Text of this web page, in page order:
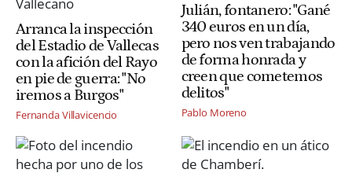
Arranca la inspección
del Estadio de Vallecas
con la afición del Rayo
en pie de guerra: "No
iremos a Burgos"
Fernanda Villavicencio
Julián, fontanero: "Gané
340 euros en un día,
pero nos ven trabajando
de forma honrada y
creen que cometemos
delitos"
Pablo Moreno